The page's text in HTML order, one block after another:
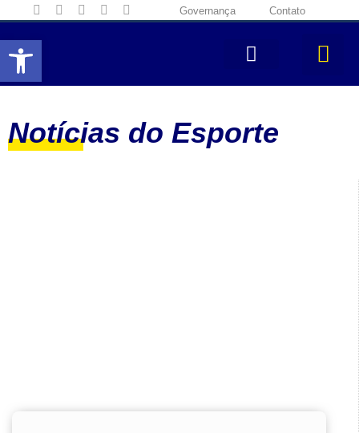
Abrir a barra de ferramentas
Governança Contato
Notícias do Esporte